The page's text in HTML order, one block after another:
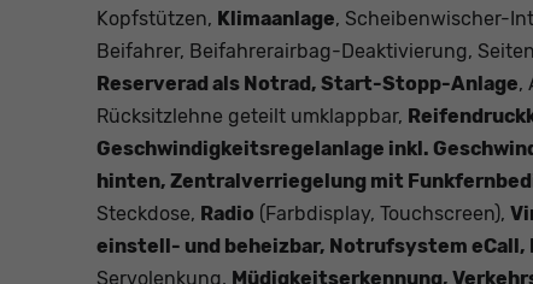
Kopfstützen, Klimaanlage, Scheibenwischer-
Beifahrer, Beifahrerairbag-Deaktivierung,
Reserverad als Notrad, Start-Stopp-Anlage,
Rücksitzlehne geteilt umklappbar,
Geschwindigkeitsregelanlage inkl.
hinten, Zentralverriegelung mit
Steckdose, Radio (Farbdisplay, Touchscreen),
einstell- und beheizbar, Notrufsystem
Servolenkung, Müdigkeitserkennung,